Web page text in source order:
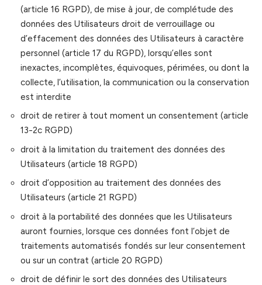
(article 16 RGPD), de mise à jour, de complétude des
données des Utilisateurs droit de verrouillage ou
d’effacement des données des Utilisateurs à caractère
personnel (article 17 du RGPD), lorsqu’elles sont
inexactes, incomplètes, équivoques, périmées, ou dont la
collecte, l’utilisation, la communication ou la conservation
est interdite
droit de retirer à tout moment un consentement (article
13-2c RGPD)
droit à la limitation du traitement des données des
Utilisateurs (article 18 RGPD)
droit d’opposition au traitement des données des
Utilisateurs (article 21 RGPD)
droit à la portabilité des données que les Utilisateurs
auront fournies, lorsque ces données font l’objet de
traitements automatisés fondés sur leur consentement
ou sur un contrat (article 20 RGPD)
droit de définir le sort des données des Utilisateurs